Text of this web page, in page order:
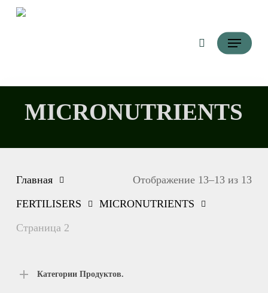
Перейти
Меню
MICRONUTRIENTS
Отображение 13–13 из 13
Главная
FERTILISERS
MICRONUTRIENTS
Страница 2
Категории Продуктов.